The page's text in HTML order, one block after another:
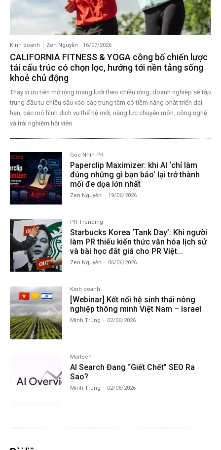
Kinh doanh Zen Nguyễn - 16/07/2026
CALIFORNIA FITNESS & YOGA công bố chiến lược
tái cấu trúc có chọn lọc, hướng tới nền tảng sống
khoẻ chủ động
Thay vì ưu tiên mở rộng mạng lưới theo chiều rộng, doanh nghiệp sẽ tập
trung đầu tư chiều sâu vào các trung tâm có tiềm năng phát triển dài
hạn, các mô hình dịch vụ thế hệ mới, năng lực chuyên môn, công nghệ
và trải nghiệm hội viên.
Góc Nhìn PR
Paperclip Maximizer: khi AI ‘chỉ làm
đúng những gì bạn bảo’ lại trở thành
mối đe dọa lớn nhất
Zen Nguyễn - 19/06/2026
PR Trending
Starbucks Korea ‘Tank Day’: Khi người
làm PR thiếu kiến thức văn hóa lịch sử
và bài học đắt giá cho PR Việt...
Zen Nguyễn - 06/06/2026
Kinh doanh
[Webinar] Kết nối hệ sinh thái nông
nghiệp thông minh Việt Nam – Israel
Minh Trung - 02/06/2026
Martech
AI Search Đang “Giết Chết” SEO Ra
Sao?
Minh Trung - 02/06/2026